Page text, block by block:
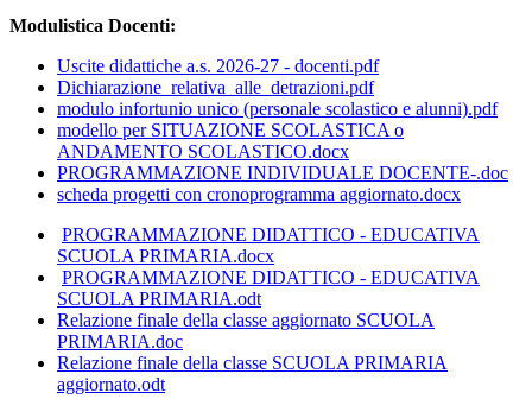
Modulistica Docenti:
Uscite didattiche a.s. 2026-27 - docenti.pdf
Dichiarazione_relativa_alle_detrazioni.pdf
modulo infortunio unico (personale scolastico e alunni).pdf
modello per SITUAZIONE SCOLASTICA o
ANDAMENTO SCOLASTICO.docx
PROGRAMMAZIONE INDIVIDUALE DOCENTE-.doc
scheda progetti con cronoprogramma aggiornato.docx
PROGRAMMAZIONE DIDATTICO - EDUCATIVA
SCUOLA PRIMARIA.docx
PROGRAMMAZIONE DIDATTICO - EDUCATIVA
SCUOLA PRIMARIA.odt
Relazione finale della classe aggiornato SCUOLA
PRIMARIA.doc
Relazione finale della classe SCUOLA PRIMARIA
aggiornato.odt